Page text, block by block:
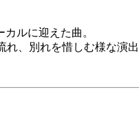
カルに迎えた曲。
、別れを惜しむ様な演